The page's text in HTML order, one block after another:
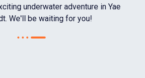
underwater adventure in Yae
We'll be waiting for you!